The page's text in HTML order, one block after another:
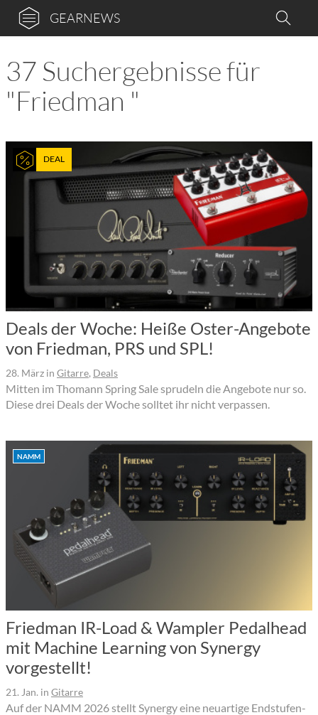
GEARNEWS
37 Suchergebnisse für
"Friedman "
DEAL
Deals der Woche: Heiße Oster-Angebote
von Friedman, PRS und SPL!
28. März in Gitarre, Deals
Mitten im Thomann Spring Sale sprudeln die Angebote nur so.
Diese drei Deals der Woche solltet ihr nicht verpassen.
NAMM
Friedman IR-Load & Wampler Pedalhead
mit Machine Learning von Synergy
vorgestellt!
21. Jan. in Gitarre
Auf der NAMM 2026 stellt Synergy eine neuartige Endstufen-